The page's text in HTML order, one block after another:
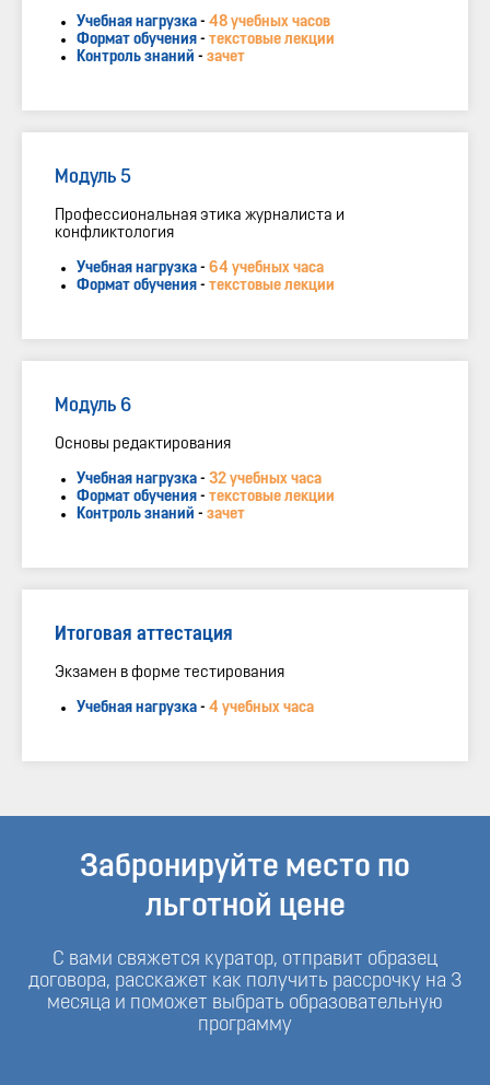
Учебная нагрузка - 48 учебных часов
Формат обучения - текстовые лекции
Контроль знаний - зачет
Модуль 5
Профессиональная этика журналиста и
конфликтология
Учебная нагрузка - 64 учебных часа
Формат обучения - текстовые лекции
Модуль 6
Основы редактирования
Учебная нагрузка - 32 учебных часа
Формат обучения - текстовые лекции
Контроль знаний - зачет
Итоговая аттестация
Экзамен в форме тестирования
Учебная нагрузка - 4 учебных часа
Забронируйте место по
льготной цене
С вами свяжется куратор, отправит образец
договора, расскажет как получить рассрочку на 3
месяца и поможет выбрать образовательную
программу